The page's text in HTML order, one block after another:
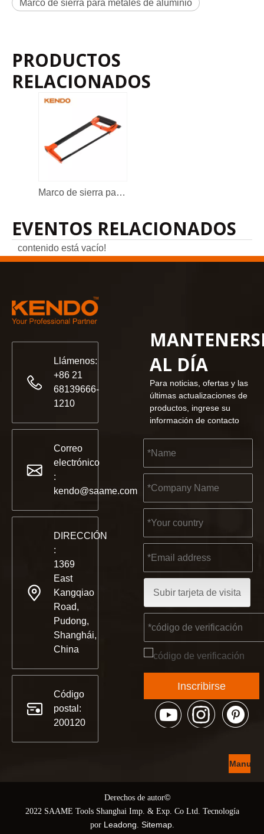
Marco de sierra para metales de aluminio
PRODUCTOS
RELACIONADOS
Marco de sierra para metales de servicio pesado de aluminio
EVENTOS RELACIONADOS
contenido está vacío!
Llámenos:
+86 21
68139666-
1210
Correo
electrónico
:
kendo@saame.com
DIRECCIÓN
:
1369
East
Kangqiao
Road,
Pudong,
Shanghái,
China
Código
postal:
200120
AL DÍA
Para noticias, ofertas y las
últimas actualizaciones de
productos, ingrese su
información de contacto
Subir tarjeta de visita
Inscribirse
Manual
© Derechos de autor©
2022 SAAME Tools Shanghai Imp. & Exp. Co Ltd. Tecnología
por Leadong Sitemap.